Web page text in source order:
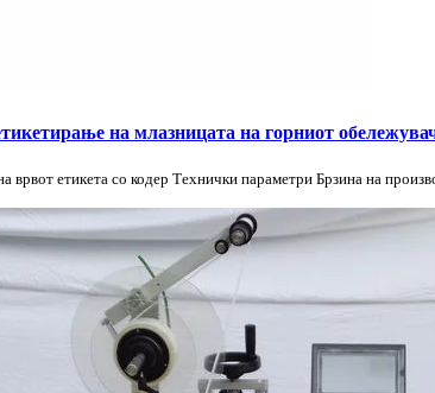
на млазницата на горниот
врвот етикета со кодер Технички параметри Брзина на